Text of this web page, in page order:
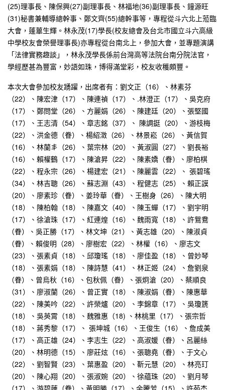
(25)理事長、陳保興(27)副理事長、林福地(36)副理事長、鐘源旺
(31)秘書兼輔導總幹事、鄭文齊(55)總幹事等，專程從斗六北上蒞臨
大會，蓬蓽生輝。林永茂(17)學長(校友總會及台北市國立斗六高級
中學校友會榮譽理事長)亦專程從台南北上，參加大會，並專題演講
「法律實務趣談」，林永茂學長係前台灣高等法院台南分院法官，
學經歷甚為豐富，妙語如珠，博得滿堂彩，校友收穫頗豐。
本次大會參加校友踴躍，出席者有：劉文正（16）、林素芬
（22）、陳宏津（17）、陳連禎（17）、.林澄正（17）、吳克府
（17）、鄭問堂（26）、方麗娟（26）、陳建廷（20）、張堅國
（17）、王志清（54）、章志銘（37）、 陳調鋌（20）、游枝梅
（22）、洪金德（眷）、楊紹澂（26）、林景崧（26）、黃信賀
（16）、林蘭丯（26）、葉宗林（20）、黃淑圓（27）、劉長裕
（16）、賴權鶴（17）、陳滄昇（22）、陳素嬌（眷）、廖柏棋
（22）、程永宗（26）、楊建宏（21）、陳麗雲（22）、 張碧瑤
（34）、林吉聰（26）、蘇志淵（43）、程健志（25）、賴正謨
（20）、廖素珍（眷）、姜玲華（眷）、王樹身（26）、陳大明
（18）、陳柏翰（18）、陳嘉文（40）、陳玉蟬（17）、劉宇明
（17）、徐滄珠（17）、紅連煌（16）、魏雨寬（18）、許鴛鴦
（眷）、吳正勝（17）、林文坤（21）、黃志雄（20）、陳淑貞
（眷）、賴俊明（28）、廖樹宏（22）、林權（16）、廖志文
（23）、張素貞（18）、邱瓊瑤（18）、廖佳盈（18）、曾妙琴
（18）、張素娟（18）、陳詩慧（41）、林正姬（24）、詹劉泉
（眷）、曾烏秋（16）、包秋佩（眷）、張炯滄（20）、蔡順良
（31）、廖淑蘭（26）、曾正實（18）、陳淑娟（眷）、陳惠華
（22）、陳美吟（22）、許榮爐（20）、李錦章（17）、吳瓊篪
（18）、吳英霄（18）、魏雅惠（18) 、林桃里（17）、張宗哲
（18）、蔣秀黎（17）、 張坤城（16）、王俊生（16）、詹成美
（17）、高正雄（24）、李志生（22）、高淑媛（眷）、呂麗絲
（20）、林明德（15）、廖莊炫（16）、張聰堯（眷）、于文心
（22）、劉智賢（23）、葉惠盈（20）、靳元慧（20）、林亮玎
（20）、陳心翔（20）、張淑婉（20）、徐藴珠（20）、劉月琴